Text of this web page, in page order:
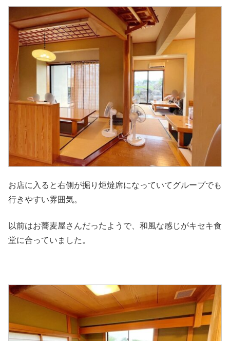
お店に入ると右側が掘り炬燵席になっていてグループでも
行きやすい雰囲気。
以前はお蕎麦屋さんだったようで、和風な感じがキセキ食
堂に合っていました。